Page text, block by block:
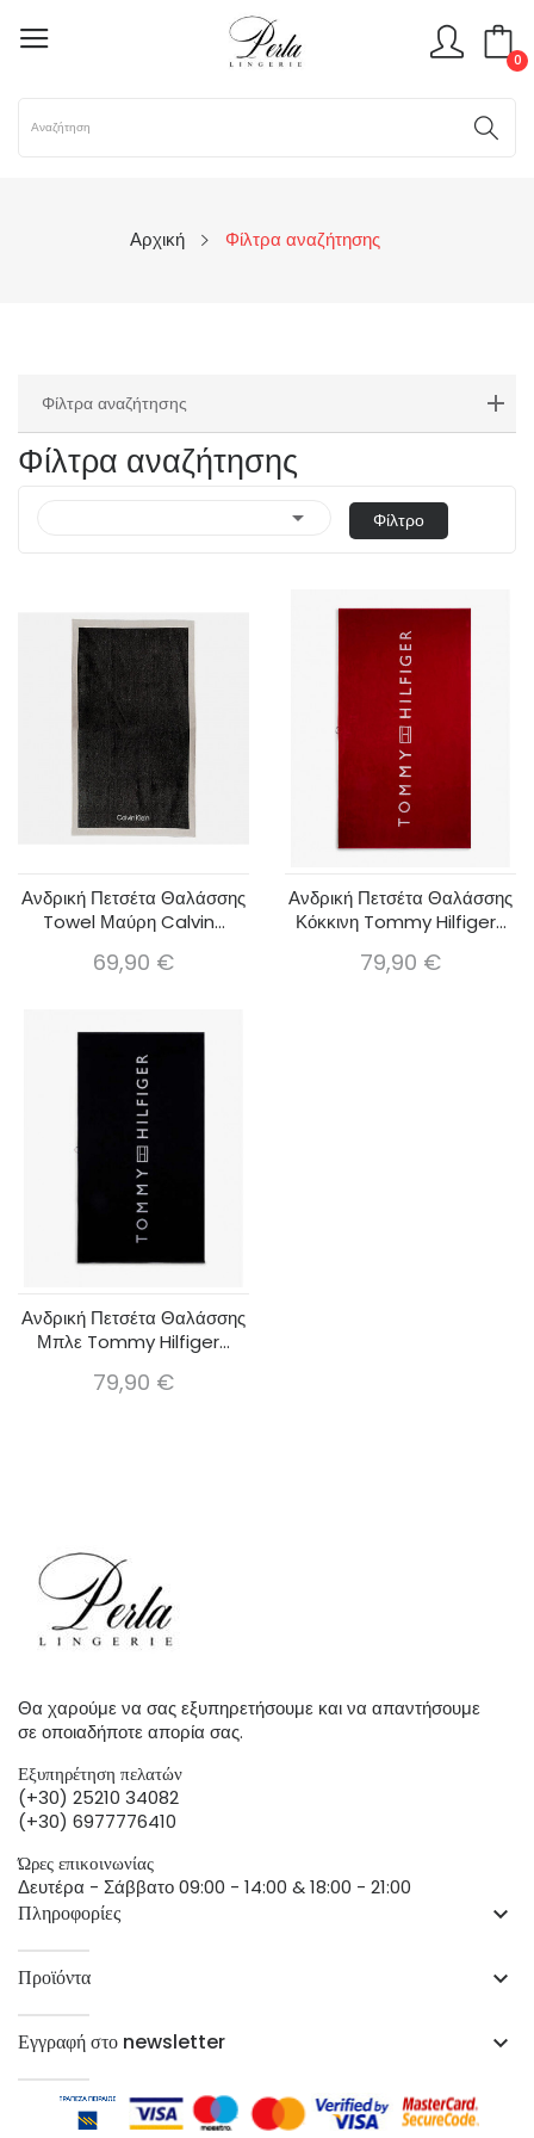
0
Αρχική Φίλτρα αναζήτησης
Φίλτρα αναζήτησης
Φίλτρα αναζήτησης
 Φίλτρο
Ανδρική Πετσέτα Θαλάσσης
Towel Μαύρη Calvin...
69,90 €
Ανδρική Πετσέτα Θαλάσσης
Κόκκινη Tommy Hilfiger...
79,90 €
Ανδρική Πετσέτα Θαλάσσης
Μπλε Tommy Hilfiger...
79,90 €
Θα χαρούμε να σας εξυπηρετήσουμε και να απαντήσουμε
σε οποιαδήποτε απορία σας.
Εξυπηρέτηση πελατών
(+30) 25210 34082
(+30) 6977776410
Ώρες επικοινωνίας
Δευτέρα - Σάββατο 09:00 - 14:00 & 18:00 - 21:00
Πληροφορίες keyboard_arrow_down
Προϊόντα keyboard_arrow_down
Εγγραφή στο newsletter keyboard_arrow_down